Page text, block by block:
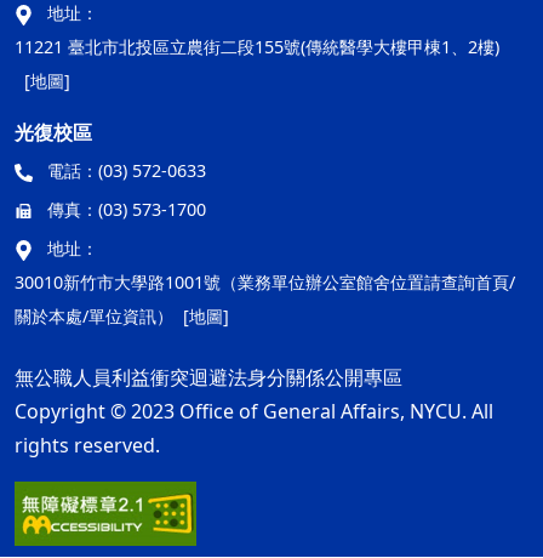
地址：
11221 臺北市北投區立農街二段155號(傳統醫學大樓甲棟1、2樓)
[地圖]
光復校區
電話： (03) 572-0633
傳真： (03) 573-1700
地址：
30010新竹市大學路1001號（業務單位辦公室館舍位置請查詢首頁/
關於本處/單位資訊）
[地圖]
無公職人員利益衝突迴避法身分關係公開專區
Copyright © 2023 Office of General Affairs, NYCU. All
rights reserved.